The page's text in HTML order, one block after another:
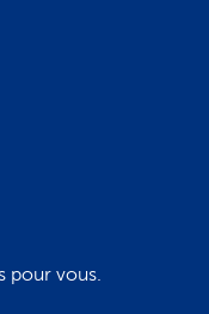
pour vous.